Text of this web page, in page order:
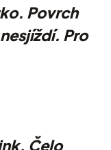
Povrch
Pro
Čelo